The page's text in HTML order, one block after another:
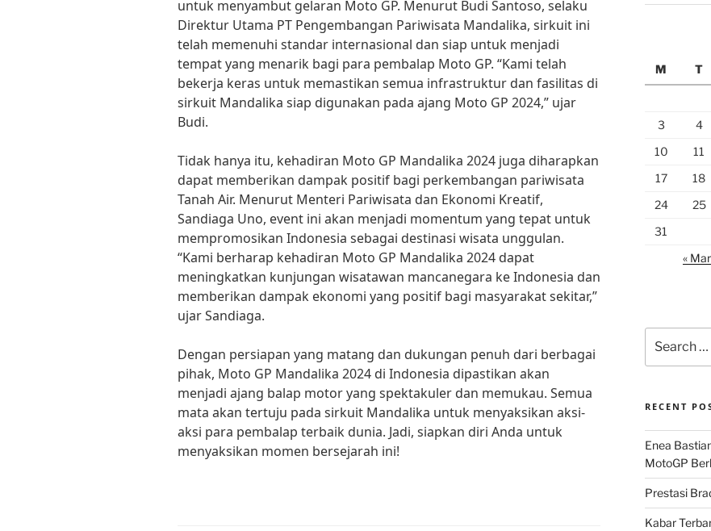
untuk menyambut gelaran Moto GP. Menurut Budi Santoso, selaku
Direktur Utama PT Pengembangan Pariwisata Mandalika, sirkuit ini
telah memenuhi standar internasional dan siap untuk menjadi
tempat yang menarik bagi para pembalap Moto GP. “Kami telah
bekerja keras untuk memastikan semua infrastruktur dan fasilitas di
sirkuit Mandalika siap digunakan pada ajang Moto GP 2024,” ujar
Budi.
Tidak hanya itu, kehadiran Moto GP Mandalika 2024 juga diharapkan
dapat memberikan dampak positif bagi perkembangan pariwisata
Tanah Air. Menurut Menteri Pariwisata dan Ekonomi Kreatif,
Sandiaga Uno, event ini akan menjadi momentum yang tepat untuk
mempromosikan Indonesia sebagai destinasi wisata unggulan.
“Kami berharap kehadiran Moto GP Mandalika 2024 dapat
meningkatkan kunjungan wisatawan mancanegara ke Indonesia dan
memberikan dampak ekonomi yang positif bagi masyarakat sekitar,”
ujar Sandiaga.
Dengan persiapan yang matang dan dukungan penuh dari berbagai
pihak, Moto GP Mandalika 2024 di Indonesia dipastikan akan
menjadi ajang balap motor yang spektakuler dan memukau. Semua
mata akan tertuju pada sirkuit Mandalika untuk menyaksikan aksi-
aksi para pembalap terbaik dunia. Jadi, siapkan diri Anda untuk
menyaksikan momen bersejarah ini!
M
T
3
4
10
11
17
18
24
25
31
« Mar
for:
RECENT
Enea
MotoGP
Prestasi
Kabar